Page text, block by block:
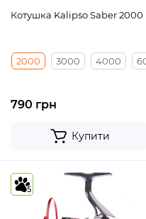
Котушка Kalipso Saber 2000
2000 3000 4000
790 грн
Купити
5